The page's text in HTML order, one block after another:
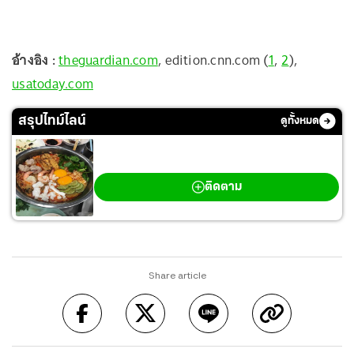
อ้างอิง :theguardian.com, edition.cnn.com (1,2),
usatoday.com
สรุปไทม์ไลน์ ดูทั้งหมด
ติดตาม
Share article